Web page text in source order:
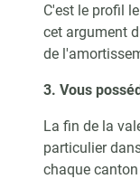
C'est le profil
cet argument
de
3. Vous
La fin de la
particulier
chaque